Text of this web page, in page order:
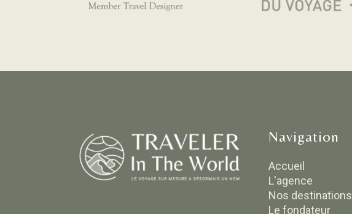
Navigation
Accueil
L'agence
Nos destinations
Le fondateur